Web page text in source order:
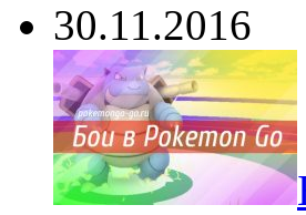
30.11.2016